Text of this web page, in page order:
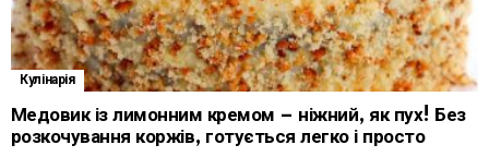
Кулінарія
Медовик із лимонним кремом – ніжний, як пух! Без
розкочування коржів, готується легко і просто